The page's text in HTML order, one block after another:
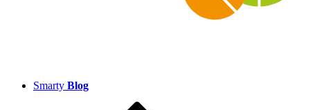
Smarty Blog